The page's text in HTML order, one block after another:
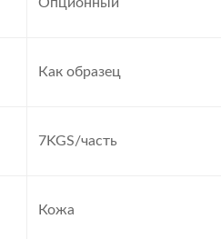
Как образец
7KGS/часть
Кожа